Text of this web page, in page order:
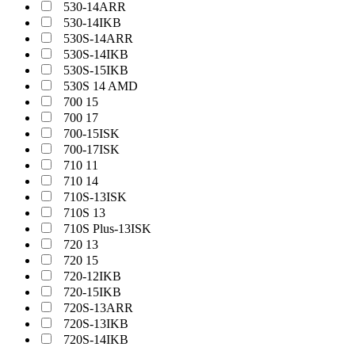
530-14ARR
530-14IKB
530S-14ARR
530S-14IKB
530S-15IKB
530S 14 AMD
700 15
700 17
700-15ISK
700-17ISK
710 11
710 14
710S-13ISK
710S 13
710S Plus-13ISK
720 13
720 15
720-12IKB
720-15IKB
720S-13ARR
720S-13IKB
720S-14IKB